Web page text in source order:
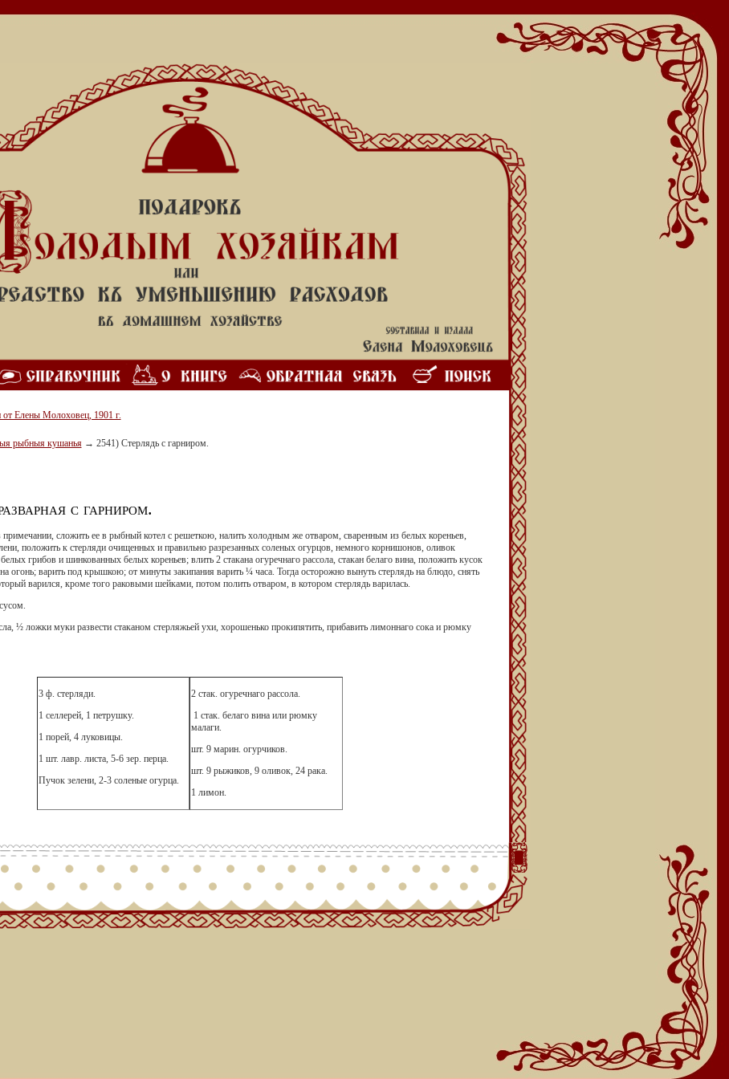
от Елены Молоховец, 1901 г.
рыбныя кушанья → 2541) Стерлядь с гарниром.
с гарниром.
примечании, сложить ее в рыбный котел с решеткою, налить холодным же отваром, сваренным из белых кореньев,
положить к стерляди очищенных и правильно разрезанных соленых огурцов, немного корнишонов, оливок
грибов и шинкованных белых кореньев; влить 2 стакана огуречнаго рассола, стакан белаго вина, положить кусок
огонь; варить под крышкою; от минуты закипания варить ¼ часа. Тогда осторожно вынуть стерлядь на блюдо, снять
варился, кроме того раковыми шейками, потом полить отваром, в котором стерлядь варилась.
½ ложки муки развести стаканом стерляжьей ухи, хорошенько прокипятить, прибавить лимоннаго сока и рюмку
3 ф. стерляди.
1 селлерей, 1 петрушку.
1 порей, 4 луковицы.
1 шт. лавр. листа, 5-6 зер. перца.
Пучок зелени, 2-3 соленые огурца.
2 стак. огуречнаго рассола.
1 стак. белаго вина или рюмку
малаги.
шт. 9 марин. огурчиков.
шт. 9 рыжиков, 9 оливок, 24 рака.
1 лимон.